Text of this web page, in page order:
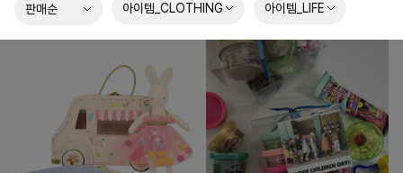
아이템_CLOTHING 아이템_LIFE